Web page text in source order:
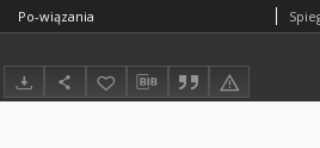
Po-wiązania